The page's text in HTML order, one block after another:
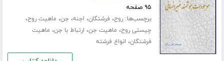
۹۵ صفحه
برچسب‌ها:روح، فرشتگان، اجنه، جن، ماهیت روح،
چیستی روح، ماهیت جن، ارتباط با جن، ماهیت
فرشتگان، انواع فرشته